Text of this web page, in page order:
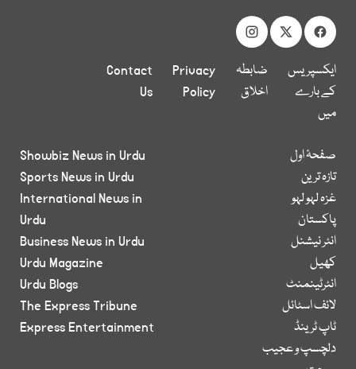
ایکسپریس
کے بارے
میں
ضابطہ
اخلاق
Privacy
Policy
Contact
Us
صفحۂ اول
تازہ ترین
غزہ لہو لہو
پاکستان
انٹر نیشنل
کھیل
انٹرٹینمنٹ
لائف اسٹائل
ٹاپ ٹرینڈ
دلچسپ و عجیب
Showbiz News in Urdu
Sports News in Urdu
International News in
Urdu
Business News in Urdu
Urdu Magazine
Urdu Blogs
The Express Tribune
Express Entertainment